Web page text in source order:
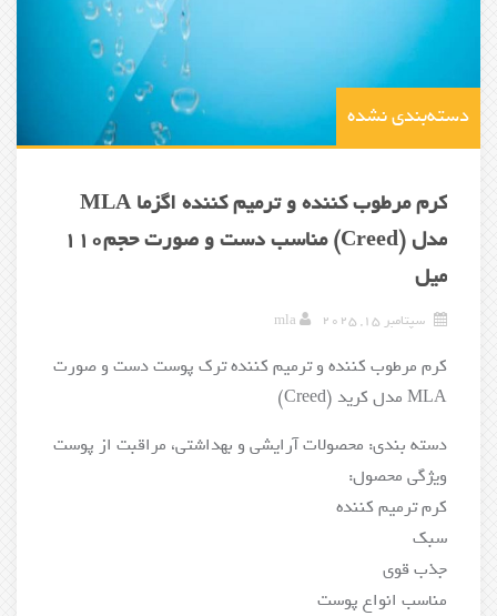
دسته‌بندی نشده
کرم مرطوب کننده و ترمیم کننده اگزما MLA
مدل (Creed) مناسب دست و صورت حجم110
میل
سپتامبر 15, 2025 mla
کرم مرطوب کننده و ترمیم کننده ترک پوست دست و صورت
MLA مدل کرید (Creed)
دسته بندی: محصولات آرایشی و بهداشتی، مراقبت از پوست
ویژگی محصول:
کرم ترمیم کننده
سبک
جذب قوی
مناسب انواع پوست